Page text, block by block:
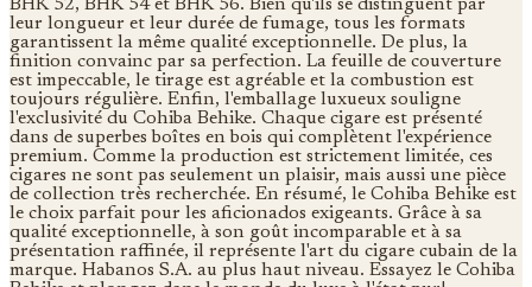
BHK 52, BHK 54 et BHK 56. Bien qu'ils se distinguent par
leur longueur et leur durée de fumage, tous les formats
garantissent la même qualité exceptionnelle. De plus, la
finition convainc par sa perfection. La feuille de couverture
est impeccable, le tirage est agréable et la combustion est
toujours régulière. Enfin, l'emballage luxueux souligne
l'exclusivité du Cohiba Behike. Chaque cigare est présenté
dans de superbes boîtes en bois qui complètent l'expérience
premium. Comme la production est strictement limitée, ces
cigares ne sont pas seulement un plaisir, mais aussi une pièce
de collection très recherchée. En résumé, le Cohiba Behike est
le choix parfait pour les aficionados exigeants. Grâce à sa
qualité exceptionnelle, à son goût incomparable et à sa
présentation raffinée, il représente l'art du cigare cubain de la
marque. Habanos S.A. au plus haut niveau. Essayez le Cohiba